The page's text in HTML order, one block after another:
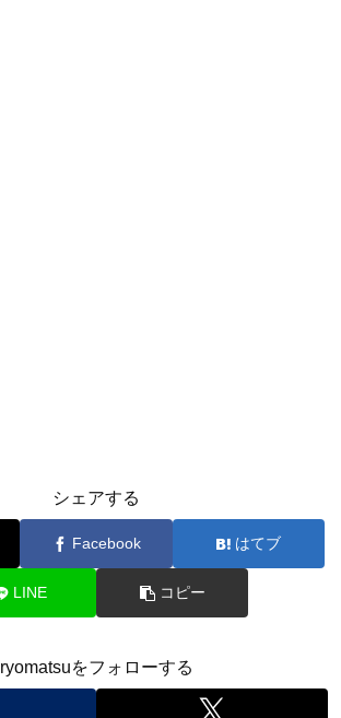
シェアする
Facebook はてブ
LINE コピー
ryomatsuをフォローする